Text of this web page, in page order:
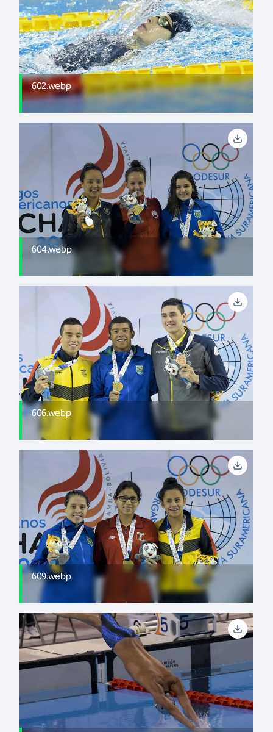
602.webp
604.webp
606.webp
609.webp